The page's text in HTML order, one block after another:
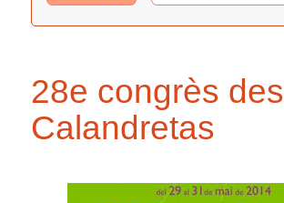
28e congrès des
Calandretas